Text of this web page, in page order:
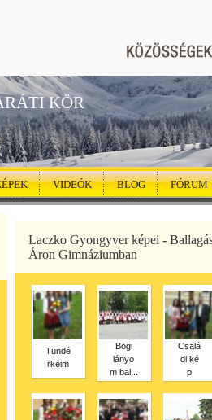
KÖR
VIDEÓK BLOG FÓRUM
Laczko Gyongyver képei -
Áron Gimnáziumban
Tündé
rkéim
Bogi
lányo
m bal...
Csalá
di ké
p